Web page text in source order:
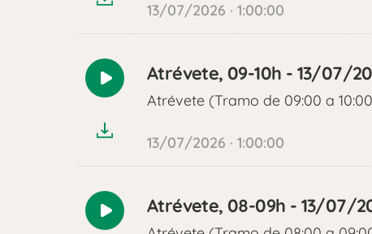
13/07/2026 · 1:00:00
Reproducir
Atrévete, 09-10h - 13/07/
Atrévete (Tramo de 09:00 a
13/07/2026 · 1:00:00
Reproducir
Atrévete, 08-09h - 13/07/